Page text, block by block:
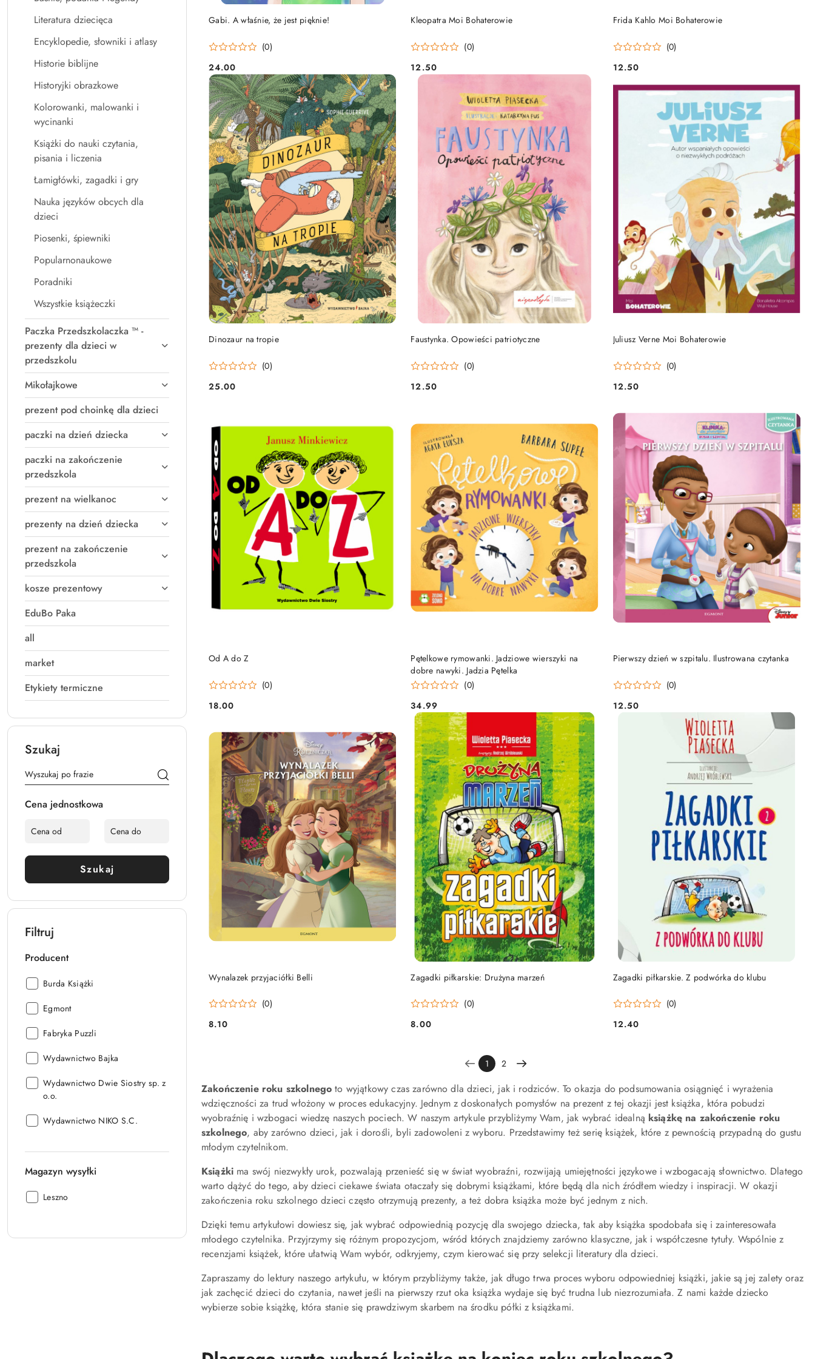
Literatura dziecięca
Encyklopedie, słowniki i atlasy
Historie biblijne
Historyjki obrazkowe
Kolorowanki, malowanki i
wycinanki
Książki do nauki czytania,
pisania i liczenia
Łamigłówki, zagadki i gry
Nauka języków obcych dla
dzieci
Piosenki, śpiewniki
Popularnonaukowe
Poradniki
Wszystkie książeczki
Paczka Przedszkolaczka ™ -
prezenty dla dzieci w
przedszkolu
Mikołajkowe
prezent pod choinkę dla dzieci
paczki na dzień dziecka
paczki na zakończenie
przedszkola
prezent na wielkanoc
prezenty na dzień dziecka
prezent na zakończenie
przedszkola
kosze prezentowy
EduBo Paka
all
market
Etykiety termiczne
Szukaj
Cena jednostkowa
Szukaj
Filtruj
Producent
Producent:
Burda Książki
Producent:
Egmont
Producent:
Fabryka Puzzli
Producent:
Wydawnictwo Bajka
Producent:
Wydawnictwo Dwie Siostry sp. z
o.o.
Producent:
Wydawnictwo NIKO S.C.
Magazyn wysyłki
Magazyn
Leszno
Gabi. A właśnie, że jest pięknie!
(0)
Cena:
24.00
DO KOSZYKA Kleopatra Moi Bohaterowie
(0)
Cena:
12.50
DO KOSZYKA Frida Kahlo Moi Bohaterowie
(0)
Cena:
12.50
DO KOSZYKA
Dinozaur na tropie
(0)
Cena:
25.00
Faustynka. Opowieści patriotyczne
(0)
Cena:
12.50
DO KOSZYKA Juliusz Verne Moi Bohaterowie
(0)
Cena:
12.50
DO KOSZYKA
Od A do Z
(0)
Cena:
18.00
Pętelkowe rymowanki. Jadziowe wierszyki na
dobre nawyki. Jadzia Pętelka
(0)
Cena:
34.99
DO KOSZYKA Pierwszy dzień w szpitalu. Ilustrowana czytanka
(0)
Cena:
12.50
DO KOSZYKA
Wynalazek przyjaciółki Belli
(0)
Cena:
8.10
DO KOSZYKA Zagadki piłkarskie: Drużyna marzeń
(0)
Cena:
8.00
DO KOSZYKA Zagadki piłkarskie. Z podwórka do klubu
(0)
Cena:
12.40
DO KOSZYKA
1 2
Zakończenie roku szkolnego to wyjątkowy czas zarówno dla dzieci, jak i rodziców. To okazja do podsumowania osiągnięć i wyrażenia
wdzięczności za trud włożony w proces edukacyjny. Jednym z doskonałych pomysłów na prezent z tej okazji jest książka, która pobudzi
wyobraźnię i wzbogaci wiedzę naszych pociech. W naszym artykule przybliżymy Wam, jak wybrać idealną książkę na zakończenie roku
szkolnego, aby zarówno dzieci, jak i dorośli, byli zadowoleni z wyboru. Przedstawimy też serię książek, które z pewnością przypadną do gustu
młodym czytelnikom.
Książki ma swój niezwykły urok, pozwalają przenieść się w świat wyobraźni, rozwijają umiejętności językowe i wzbogacają słownictwo. Dlatego
warto dążyć do tego, aby dzieci ciekawe świata otaczały się dobrymi książkami, które będą dla nich źródłem wiedzy i inspiracji. W okazji
zakończenia roku szkolnego dzieci często otrzymują prezenty, a też dobra książka może być jednym z nich.
Dzięki temu artykułowi dowiesz się, jak wybrać odpowiednią pozycję dla swojego dziecka, tak aby książka spodobała się i zainteresowała
młodego czytelnika. Przyjrzymy się różnym propozycjom, wśród których znajdziemy zarówno klasyczne, jak i współczesne tytuły. Wspólnie z
recenzjami książek, które ułatwią Wam wybór, odkryjemy, czym kierować się przy selekcji literatury dla dzieci.
Zapraszamy do lektury naszego artykułu, w którym przybliżymy także, jak długo trwa proces wyboru odpowiedniej książki, jakie są jej zalety oraz
jak zachęcić dzieci do czytania, nawet jeśli na pierwszy rzut oka książka wydaje się być trudna lub niezrozumiała. Z nami każde dziecko
wybierze sobie książkę, która stanie się prawdziwym skarbem na środku półki z książkami.